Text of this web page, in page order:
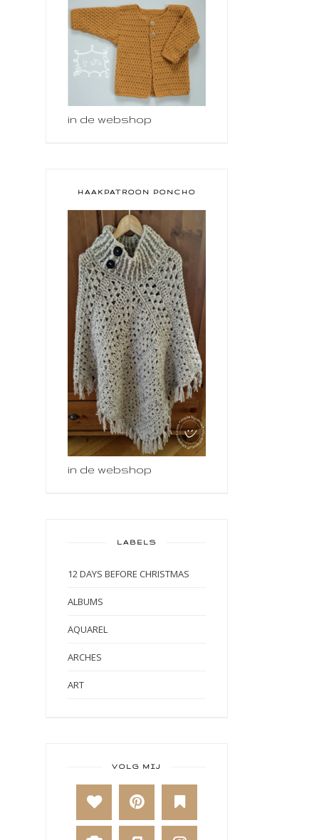
in de webshop
HAAKPATROON PONCHO
in de webshop
LABELS
12 DAYS BEFORE CHRISTMAS
ALBUMS
AQUAREL
ARCHES
ART
BAKKEN
BEESTENBOEL
VOLG MIJ